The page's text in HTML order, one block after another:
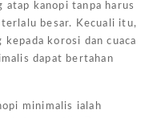
atap kanopi tanpa harus
terlalu besar. Kecuali itu,
korosi dan cuaca
dapat bertahan
minimalis ialah